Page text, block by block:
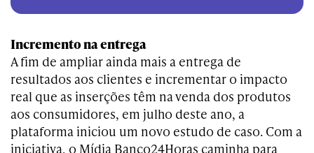
Incremento na entrega
A fim de ampliar ainda mais a entrega de
resultados aos clientes e incrementar o impacto
real que as inserções têm na venda dos produtos
aos consumidores, em julho deste ano, a
plataforma iniciou um novo estudo de caso. Com a
iniciativa, o Mídia Banco24Horas caminha para